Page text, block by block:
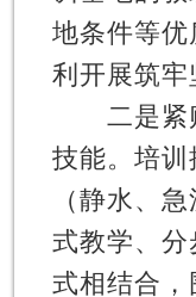
地条件等优
利开展筑牢
二是紧贴
技能。培训
（静水、
式教学、分
式相结合，